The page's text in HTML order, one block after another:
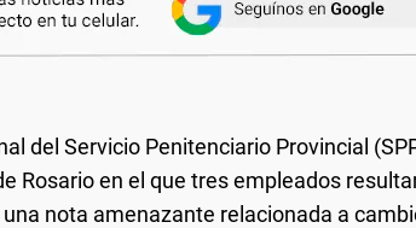
del Servicio Penitenciario Provincial
Rosario en el que tres empleados
nota amenazante relacionada a